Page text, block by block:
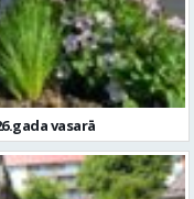
vasarā